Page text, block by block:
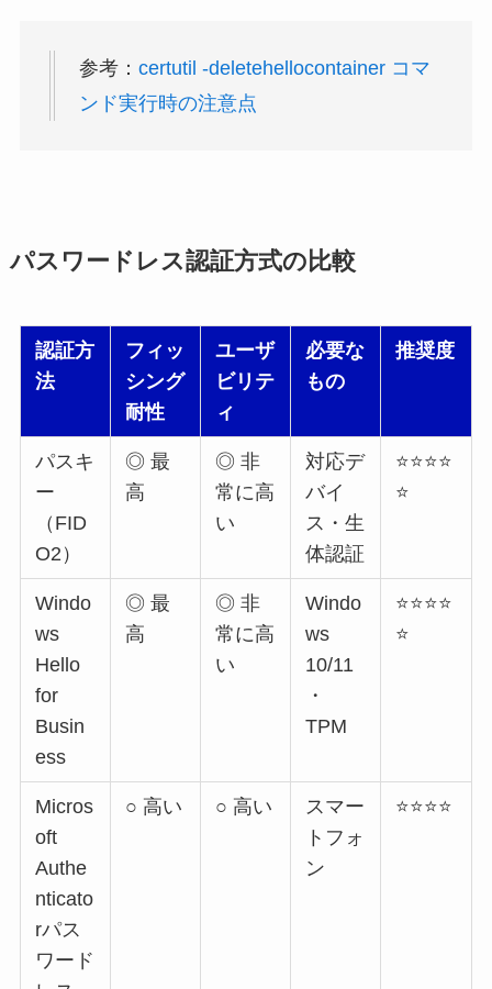
参考： certutil -deletehellocontainer コマ
ンド実行時の注意点
パスワードレス認証方式の比較
認証方
法
フィッ
シング
耐性
ユーザ
ビリテ
ィ
必要な
もの
推奨度
パスキ
ー
（FID
O2）
◎ 最
高
◎ 非
常に高
い
対応デ
バイ
ス・生
体認証
⭐⭐⭐⭐
⭐
Windo
ws
Hello
for
Busin
ess
◎ 最
高
◎ 非
常に高
い
Windo
ws
10/11
・
TPM
⭐⭐⭐⭐
⭐
Micros
oft
Authe
nticato
rパス
ワード
○ 高い ○ 高い
スマー
トフォ
ン
⭐⭐⭐⭐